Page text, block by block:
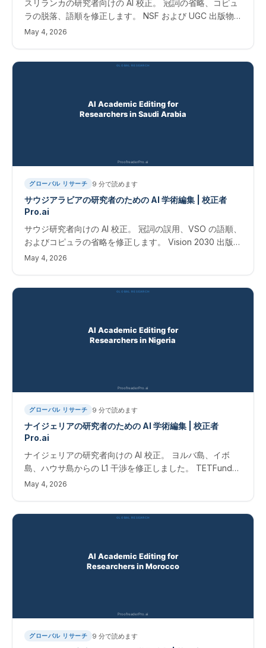
スリランカの研究者向けの AI 校正。 冠詞の省略、コピュ
ラの脱落、語順を修正します。 NSF および UGC 出版物
の即時結果。
May 4, 2026
グローバル リサーチ 9 分で読めます
サウジアラビアの研究者のための AI 学術編集 | 校正者
Pro.ai
サウジ研究者向けの AI 校正。 冠詞の誤用、VSO の語順、
およびコピュラの省略を修正します。 Vision 2030 出版物
の即時結果。 サウジアラビアの研究者向けの学術編集サ
May 4, 2026
グローバル リサーチ 9 分で読めます
ナイジェリアの研究者のための AI 学術編集 | 校正者
Pro.ai
ナイジェリアの研究者向けの AI 校正。 ヨルバ島、イボ
島、ハウサ島からの L1 干渉を修正しました。 TETFund
および NUC 出版物の即時結果。
May 4, 2026
グローバル リサーチ 9 分で読めます